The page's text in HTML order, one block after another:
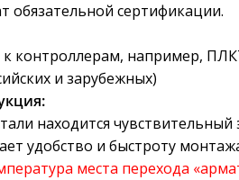
обязательной сертификации.
контроллерам, например,
и зарубежных)
находится
удобство и быстроту
места перехода